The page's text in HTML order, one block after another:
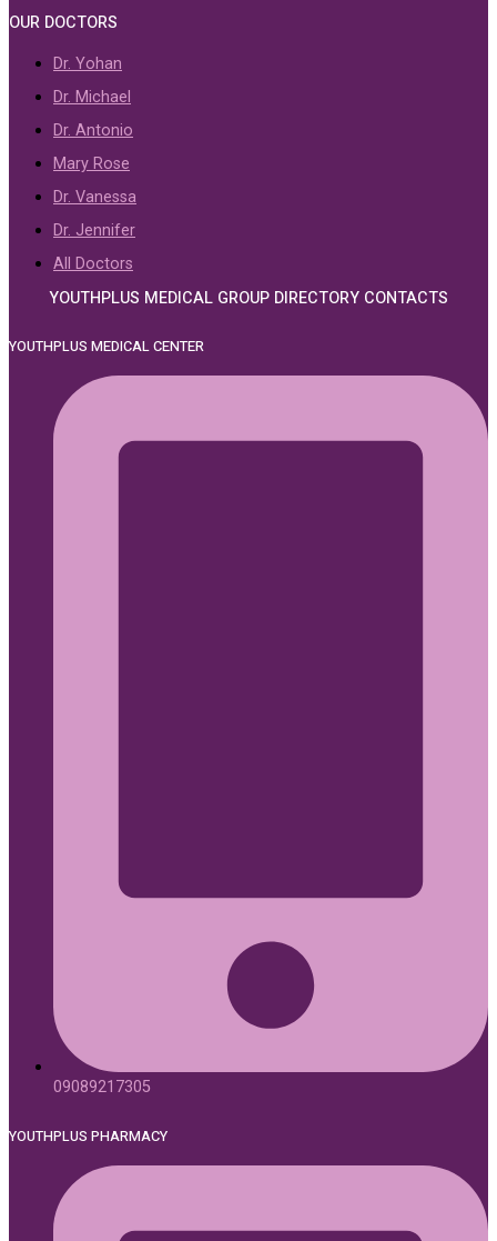
OUR DOCTORS
Dr. Yohan
Dr. Michael
Dr. Antonio
Mary Rose
Dr. Vanessa
Dr. Jennifer
All Doctors
YOUTHPLUS MEDICAL GROUP DIRECTORY CONTACTS
YOUTHPLUS MEDICAL CENTER
09089217305
YOUTHPLUS PHARMACY